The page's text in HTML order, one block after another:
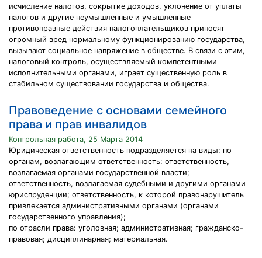
исчисление налогов, сокрытие доходов, уклонение от уплаты
налогов и другие неумышленные и умышленные
противоправные действия налогоплательщиков приносят
огромный вред нормальному функционированию государства,
вызывают социальное напряжение в обществе. В связи с этим,
налоговый контроль, осуществляемый компетентными
исполнительными органами, играет существенную роль в
стабильном существовании государства и общества.
Правоведение с основами семейного
права и прав инвалидов
Контрольная работа, 25 Марта 2014
Юридическая ответственность подразделяется на виды: по
органам, возлагающим ответственность: ответственность,
возлагаемая органами государственной власти;
ответственность, возлагаемая судебными и другими органами
юриспруденции; ответственность, к которой правонарушитель
привлекается административными органами (органами
государственного управления);
по отрасли права: уголовная; административная; гражданско-
правовая; дисциплинарная; материальная.